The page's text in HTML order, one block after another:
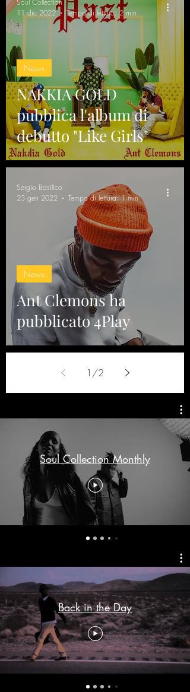
NAKKIA GOLD
pubblica l'album di
debutto "Like Girls"
News
Soul Collection
11 dic 2022
Tempo di lettura: 2 min
Ant Clemons ha
pubblicato 4Play
News
Sergio Basilico
23 gen 2022
Tempo di lettura: 1 min
1 /2
Soul Collection Monthly
Back in the Day